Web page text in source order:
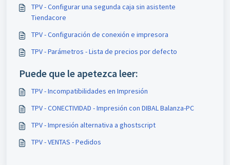
TPV - Configurar una segunda caja sin asistente
Tiendacore
TPV - Configuración de conexión e impresora
TPV - Parámetros - Lista de precios por defecto
Puede que le apetezca leer:
TPV - Incompatibilidades en Impresión
TPV - CONECTIVIDAD - Impresión con DIBAL Balanza-PC
TPV - Impresión alternativa a ghostscript
TPV - VENTAS - Pedidos